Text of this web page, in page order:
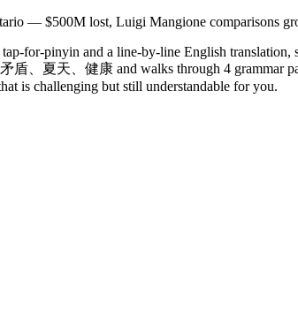
— $500M lost, Luigi Mangione comparisons
for-pinyin and a line-by-line English
盾、夏天、健康 and walks through 4 grammar
is challenging but still understandable for you.